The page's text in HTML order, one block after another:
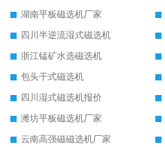
湖南平板磁选机厂家
四川半逆流湿式磁选机
浙江锰矿水选磁选机
包头干式磁选机
四川湿式磁选机报价
潍坊平板磁选机厂家
云南高强磁磁选机厂家